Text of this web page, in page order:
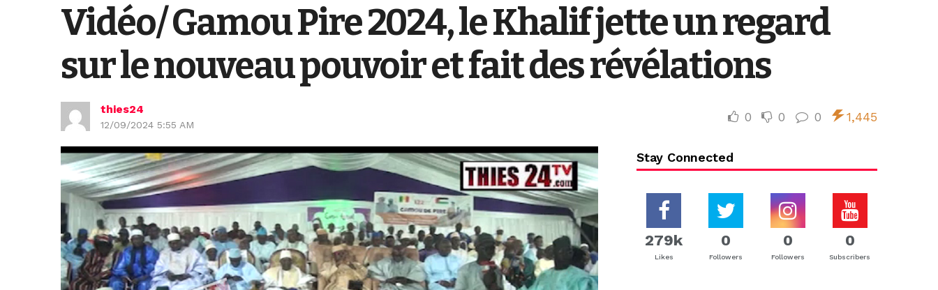
Vidéo/ Gamou Pire 2024, le Khalif jette un regard
sur le nouveau pouvoir et fait des révélations
thies24
12/09/2024 5:55 AM
0 0 0 1,445
Stay Connected
279k
Likes
0
Followers
0
Followers
0
Subscribers